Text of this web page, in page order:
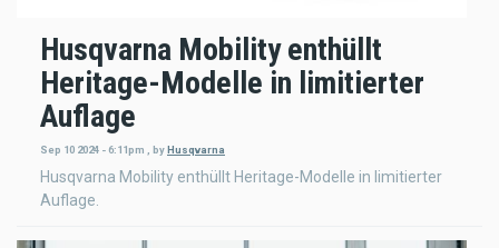
Husqvarna Mobility enthüllt
Heritage-Modelle in limitierter
Auflage
Sep 10 2024 - 6:11pm byHusqvarna
Husqvarna Mobility enthüllt Heritage-Modelle in limitierter
Auflage.